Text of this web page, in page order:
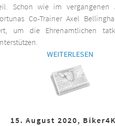
Schon wie im vergangenen
Co-Trainer Axel
um die Ehrenamtlichen
WEITERLESEN
15. August 2020,